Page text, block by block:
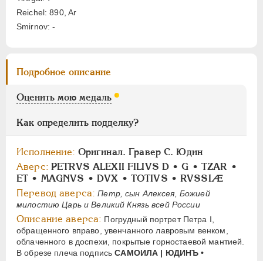
Reichel: 890, Ar
Smirnov: -
Подробное описание
Оценить мою медаль
Как определить подделку?
Исполнение: Оригинал. Гравер С. Юдин
Аверс: PETRVS ALEXII FILIVS D • G • TZAR •
ET • MAGNVS • DVX • TOTIVS • RVSSIÆ
Перевод аверса: Петр, сын Алексея, Божией
милостию Царь и Великий Князь всей России
Описание аверса: Погрудный портрет Петра I,
обращенного вправо, увенчанного лавровым венком,
облаченного в доспехи, покрытые горностаевой мантией.
В обрезе плеча подписьСАМОИЛА | ЮДИНЪ •
АЛЕКСАНДР II
АЛЕКСАНДР III